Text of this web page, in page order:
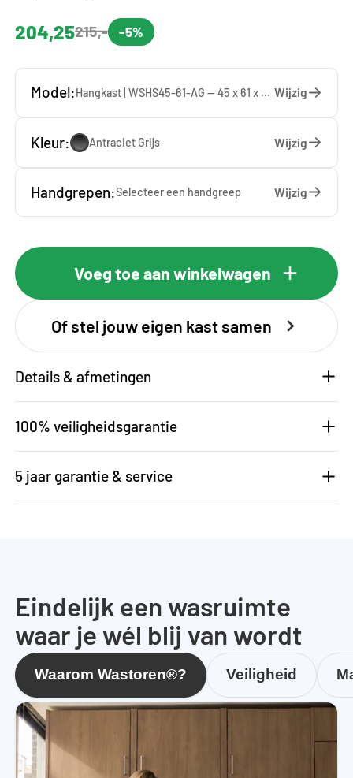
204,25215,- -5%
Model: Hangkast | WSHS45-61-AG — 45 x 61 x 37 cm Wijzig
Kleur: Antraciet Grijs Wijzig
Handgrepen:Selecteer een handgreep Wijzig
Voeg toe aan winkelwagen
Of stel jouw eigen kast samen
Details & afmetingen
100% veiligheidsgarantie
5 jaar garantie & service
Eindelijk een wasruimte
waar je wél blij van wordt
Waarom Wastoren®? Veiligheid